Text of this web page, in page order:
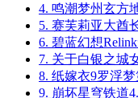
4. 鸣潮梦州玄方
5. 赛芙莉亚大酋
6. 碧蓝幻想
7. 关于白银之城
8. 纸嫁衣9罗浮
9. 崩坏星穹铁道